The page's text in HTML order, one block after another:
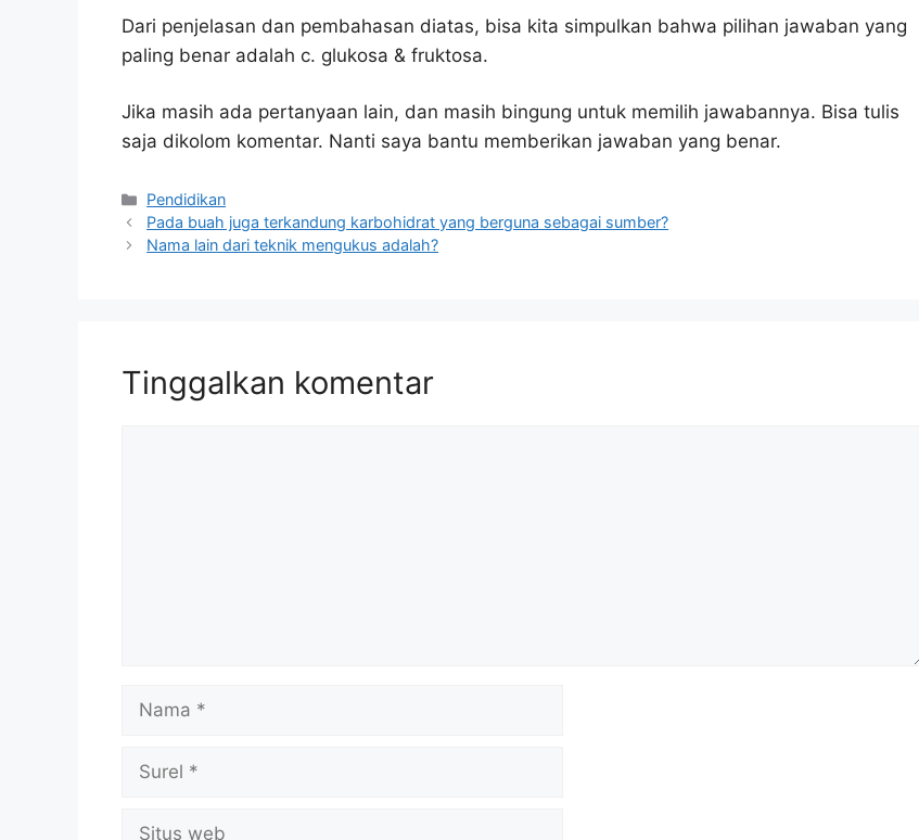
Dari penjelasan dan pembahasan diatas, bisa kita simpulkan bahwa pilihan jawaban yang
paling benar adalah c. glukosa & fruktosa.
Jika masih ada pertanyaan lain, dan masih bingung untuk memilih jawabannya. Bisa tulis
saja dikolom komentar. Nanti saya bantu memberikan jawaban yang benar.
Kategori
Pendidikan
Pada buah juga terkandung karbohidrat yang berguna sebagai sumber?
Nama lain dari teknik mengukus adalah?
Tinggalkan komentar
Nama
Surel
Situs